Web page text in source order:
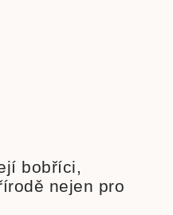
bobříci,
nejen pro